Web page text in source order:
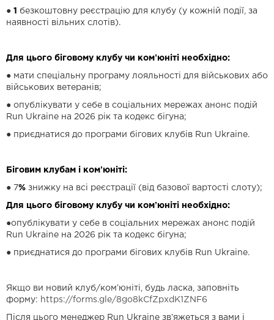
● 1
безкоштовну реєстрацію для клубу (у кожній події, за
наявності вільних слотів).
Для цього біговому клубу чи комʼюніті необхідно:
● мати спеціальну програму лояльності для військових або
військових ветеранів;
● опублікувати у себе в соціальних мережах анонс подій
Run Ukraine на 2026 рік та кодекс бігуна;
● приєднатися до програми бігових клубів Run Ukraine.
Біговим клубам і комʼюніті:
● 7% знижку на всі реєстрації (від базової вартості слоту);
Для цього біговому клубу чи комʼюніті необхідно:
●опублікувати у себе в соціальних мережах анонс подій
Run Ukraine на 2026 рік та кодекс бігуна;
● приєднатися до програми бігових клубів Run Ukraine.
Якщо ви новий клуб/комʼюніті, будь ласка, заповніть
форму: https://forms.gle/8go8kCfZpxdK1ZNF6
Після цього менеджер Run Ukraine звʼяжеться з вами і